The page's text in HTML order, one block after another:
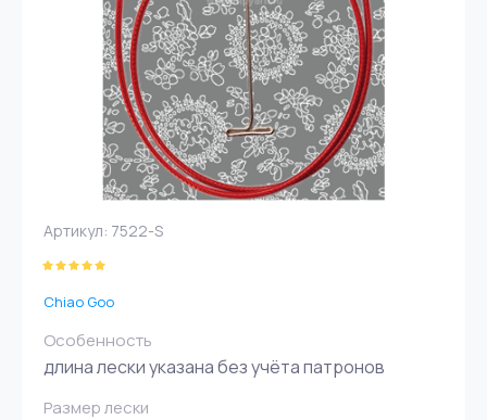
Артикул: 7522-S
Chiao Goo
Особенность
длина лески указана без учёта патронов
Размер лески